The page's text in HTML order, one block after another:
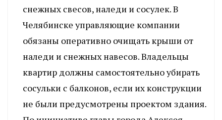
снежных свесов, наледи и сосулек. В
Челябинске управляющие компании
обязаны оперативно очищать крыши от
наледи и снежных навесов. Владельцы
квартир должны самостоятельно убирать
сосульки с балконов, если их конструкции
не были предусмотрены проектом здания.